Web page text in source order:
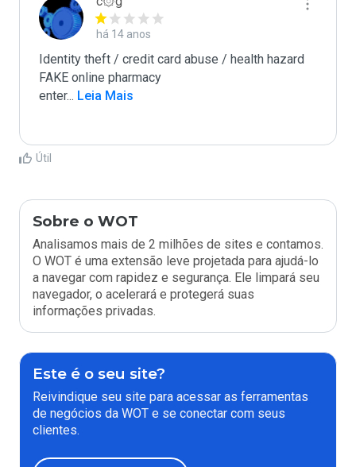
há 14 anos
Identity theft / credit card abuse / health hazard
FAKE online pharmacy
enter... Leia Mais
Útil
Sobre o WOT
Analisamos mais de 2 milhões de sites e contamos.
O WOT é uma extensão leve projetada para ajudá-lo
a navegar com rapidez e segurança. Ele limpará seu
navegador, o acelerará e protegerá suas
informações privadas.
Este é o seu site?
Reivindique seu site para acessar as ferramentas
de negócios da WOT e se conectar com seus
clientes.